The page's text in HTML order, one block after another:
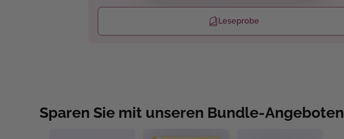
Leseprobe
Sparen Sie mit unseren Bundle-Angeboten